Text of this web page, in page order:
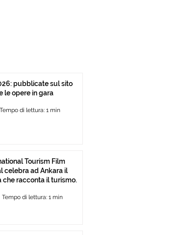
pubblicate sul sito
le opere in gara
Tempo di lettura: 1 min
Tourism Film
celebra ad Ankara il
che racconta il turismo.
Tempo di lettura: 1 min